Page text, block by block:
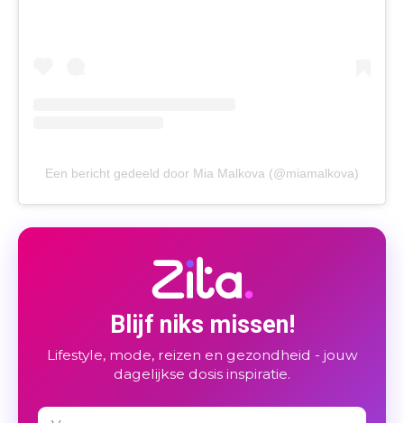
Een bericht gedeeld door Mia Malkova (@miamalkova)
Blijf niks missen!
Lifestyle, mode, reizen en gezondheid - jouw
dagelijkse dosis inspiratie.